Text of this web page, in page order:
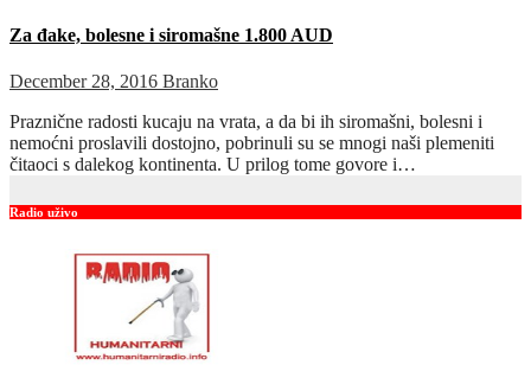
Za đake, bolesne i siromašne 1.800 AUD
December 28, 2016 Branko
Praznične radosti kucaju na vrata, a da bi ih siromašni, bolesni i
nemoćni proslavili dostojno, pobrinuli su se mnogi naši plemeniti
čitaoci s dalekog kontinenta. U prilog tome govore i…
Radio uživo